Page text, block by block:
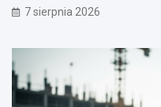
7 sierpnia 2026